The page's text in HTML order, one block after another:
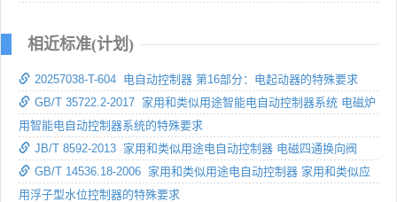
相近标准(计划)
20257038-T-604 电自动控制器 第16部分：电起动器的特殊要求
GB/T 35722.2-2017 家用和类似用途智能电自动控制器系统 电磁炉
用智能电自动控制器系统的特殊要求
JB/T 8592-2013 家用和类似用途电自动控制器 电磁四通换向阀
GB/T 14536.18-2006 家用和类似用途电自动控制器 家用和类似应
用浮子型水位控制器的特殊要求